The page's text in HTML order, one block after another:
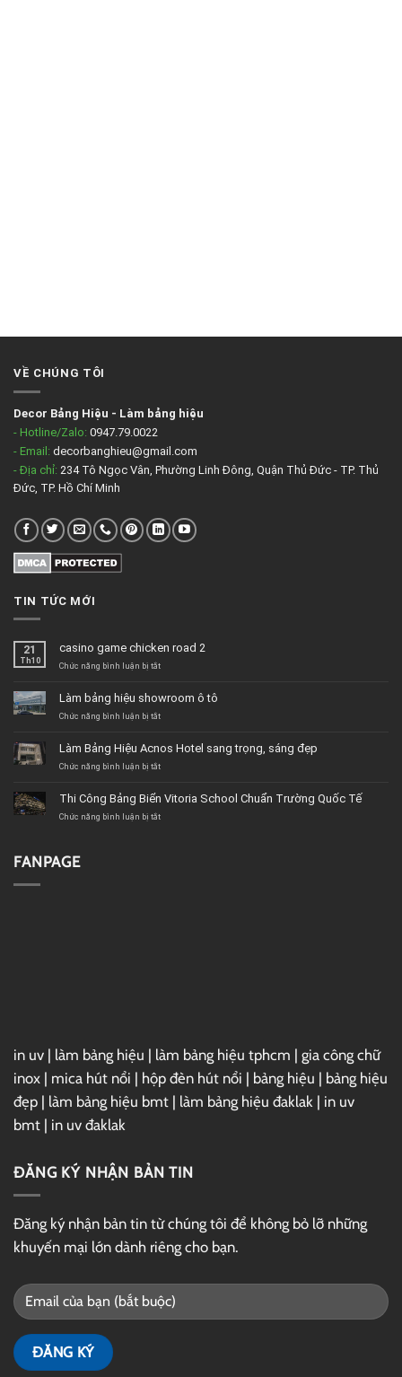
VỀ CHÚNG TÔI
Decor Bảng Hiệu - Làm bảng hiệu
- Hotline/Zalo: 0947.79.0022
- Email: decorbanghieu@gmail.com
- Địa chỉ: 234 Tô Ngọc Vân, Phường Linh Đông, Quận Thủ Đức - TP. Thủ
Đức, TP. Hồ Chí Minh
TIN TỨC MỚI
21
Th10
casino game chicken road 2
Chức năng bình luận bị tắtở
chicken
road
Làm bảng hiệu showroom ô tô
Chức năng bình luận bị tắtở
hiệu
showroom
Làm Bảng Hiệu Acnos Hotel sang trọng, sáng đẹp
Chức năng bình luận bị tắtở
Hiệu
Acnos
Thi Công Bảng Biển Vitoria School Chuẩn Trường Quốc Tế
Chức năng bình luận bị tắtở
FANPAGE
in uv | làm bảng hiệu | làm bảng hiệu tphcm | gia công chữ
inox | mica hút nổi | hộp đèn hút nổi | bảng hiệu | bảng hiệu
đẹp | làm bảng hiệu bmt | làm bảng hiệu đaklak | in uv
bmt | in uv đaklak
ĐĂNG KÝ NHẬN BẢN TIN
Đăng ký nhận bản tin từ chúng tôi để không bỏ lỡ những
khuyến mại lớn dành riêng cho bạn.